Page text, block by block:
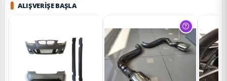
ALIŞVERIŞE BAŞLA